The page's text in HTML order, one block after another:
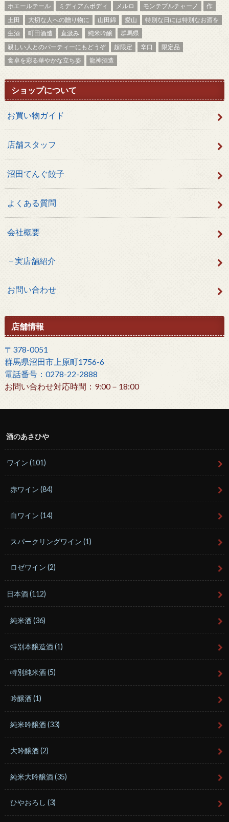
ホエールテール ミディアムボディ メルロ モンテプルチャーノ
作
土田
大切な人への贈り物に 山田錦 愛山
特別な日には特別なお酒を
生酒
町田酒造 直汲み 純米吟醸
群馬県
親しい人とのパーティーにもどうぞ
超限定 辛口
限定品
食卓を彩る華やかな立ち姿
龍神酒造
ショップについて
お買い物ガイド
店舗スタッフ
沼田てんぐ餃子
よくある質問
会社概要
実店舗紹介
お問い合わせ
店舗情報
〒378-0051
群馬県沼田市上原町1756-6
電話番号：0278-22-2888
お問い合わせ対応時間：9:00－18:00
酒のあさひや
ワイン(101)
赤ワイン(84)
白ワイン(14)
スパークリングワイン(1)
ロゼワイン(2)
日本酒(112)
純米酒(36)
特別本醸造酒(1)
特別純米酒(5)
吟醸酒(1)
純米吟醸酒(33)
大吟醸酒(2)
純米大吟醸酒(35)
ひやおろし(3)